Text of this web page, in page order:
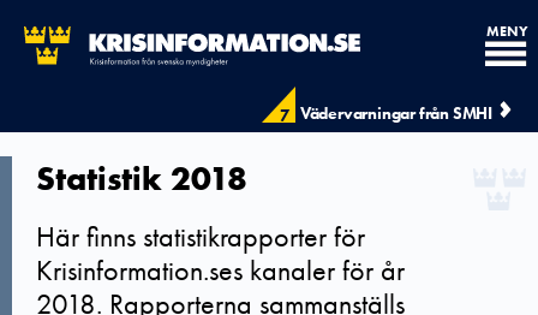
7 Vädervarningar från SMHI
MENY
Statistik 2018
Här finns statistikrapporter för
Krisinformation.ses kanaler för år
2018. Rapporterna sammanställs